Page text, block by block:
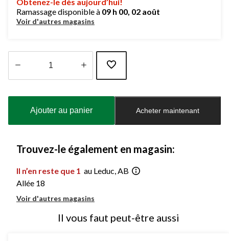
Ramassage disponible à 09 h 00, 02 août
Voir d'autres magasins
à
Ajouter au panier Acheter maintenant
Trouvez-le également en magasin:
Il n’en reste que 1 au Leduc, AB
Allée 18
Voir d'autres magasins
Il vous faut peut-être aussi